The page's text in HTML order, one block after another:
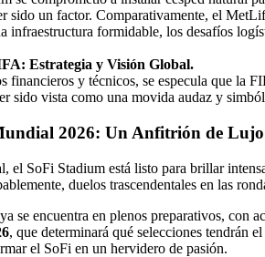
sido un factor. Comparativamente, el
infraestructura formidable, los desafíos
Estrategia y Visión Global.
financieros y técnicos, se especula que la
sido vista como una movida audaz y
2026: Un Anfitrión de
el SoFi Stadium está listo para brillar
duelos trascendentales en las
se encuentra en plenos preparativos, con
, que determinará qué selecciones tendrán
el SoFi en un hervidero de pasión.